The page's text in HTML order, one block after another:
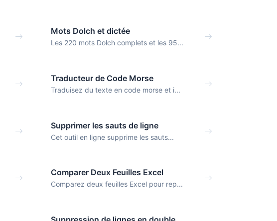
Mots Dolch et dictée
Les 220 mots Dolch complets et les 95...
Traducteur de Code Morse
Traduisez du texte en code morse et i...
Supprimer les sauts de ligne
Cet outil en ligne supprime les sauts...
Comparer Deux Feuilles Excel
Comparez deux feuilles Excel pour rep...